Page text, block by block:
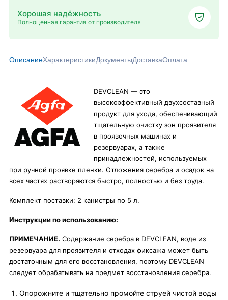
Хорошая надёжность
Полноценная гарантия от производителя
ОписаниеХарактеристикиДокументыДоставкаОплата
DEVCLEAN — это
высокоэффективный двухсоставный
продукт для ухода, обеспечивающий
тщательную очистку зон проявителя
в проявочных машинах и
резервуарах, а также
принадлежностей, используемых
при ручной проявке пленки. Отложения серебра и осадок на
всех частях растворяются быстро, полностью и без труда.
Комплект поставки: 2 канистры по 5 л.
Инструкции по использованию:
ПРИМЕЧАНИЕ. Содержание серебра в DEVCLEAN, воде из
резервуара для проявителя и отходах фиксажа может быть
достаточным для его восстановления, поэтому DEVCLEAN
следует обрабатывать на предмет восстановления серебра.
Опорожните и тщательно промойте струей чистой воды